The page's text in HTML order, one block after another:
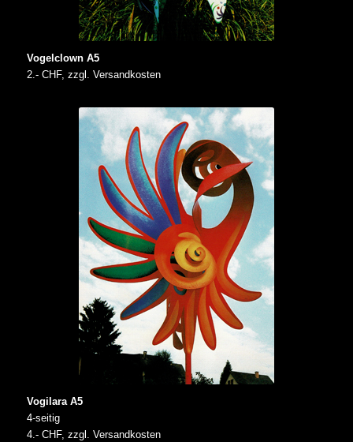
Vogelclown A5
2.- CHF, zzgl. Versandkosten
Vogilara A5
4-seitig
4.- CHF, zzgl. Versandkosten